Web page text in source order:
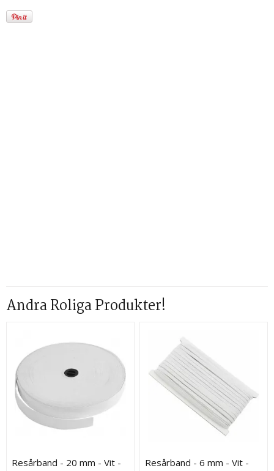
Andra Roliga Produkter!
Resårband - 20 mm - Vit -
Resårband - 6 mm - Vit -